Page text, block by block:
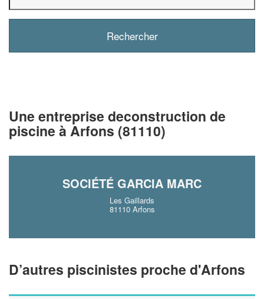
Une entreprise deconstruction de
piscine à Arfons (81110)
SOCIÉTÉ GARCIA MARC
Les Gaillards
81110 Arfons
D’autres piscinistes proche d'Arfons
Vous êtes un
professionnel ?
nouveaux clients!